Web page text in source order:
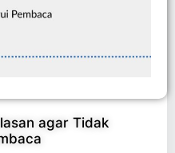
agar Tidak